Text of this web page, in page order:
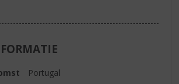
Portugal